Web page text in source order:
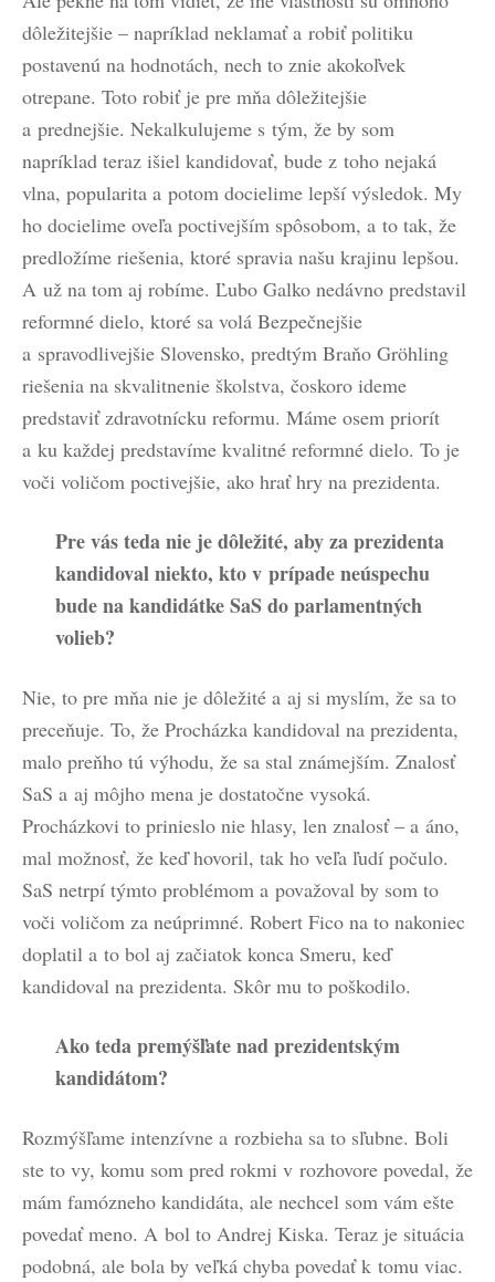
dôležitejšie – napríklad neklamať a robiť politiku
postavenú na hodnotách, nech to znie akokoľvek
otrepane. Toto robiť je pre mňa dôležitejšie
a prednejšie. Nekalkulujeme s tým, že by som
napríklad teraz išiel kandidovať, bude z toho nejaká
vlna, popularita a potom docielime lepší výsledok. My
ho docielime oveľa poctivejším spôsobom, a to tak, že
predložíme riešenia, ktoré spravia našu krajinu lepšou.
A už na tom aj robíme. Ľubo Galko nedávno predstavil
reformné dielo, ktoré sa volá Bezpečnejšie
a spravodlivejšie Slovensko, predtým Braňo Gröhling
riešenia na skvalitnenie školstva, čoskoro ideme
predstaviť zdravotnícku reformu. Máme osem priorít
a ku každej predstavíme kvalitné reformné dielo. To je
voči voličom poctivejšie, ako hrať hry na prezidenta.
Pre vás teda nie je dôležité, aby za prezidenta
kandidoval niekto, kto v prípade neúspechu
bude na kandidátke SaS do parlamentných
volieb?
Nie, to pre mňa nie je dôležité a aj si myslím, že sa to
preceňuje. To, že Procházka kandidoval na prezidenta,
malo preňho tú výhodu, že sa stal známejším. Znalosť
SaS a aj môjho mena je dostatočne vysoká.
Procházkovi to prinieslo nie hlasy, len znalosť – a áno,
mal možnosť, že keď hovoril, tak ho veľa ľudí počulo.
SaS netrpí týmto problémom a považoval by som to
voči voličom za neúprimné. Robert Fico na to nakoniec
doplatil a to bol aj začiatok konca Smeru, keď
kandidoval na prezidenta. Skôr mu to poškodilo.
Ako teda premýšľate nad prezidentským
kandidátom?
Rozmýšľame intenzívne a rozbieha sa to sľubne. Boli
ste to vy, komu som pred rokmi v rozhovore povedal, že
mám famózneho kandidáta, ale nechcel som vám ešte
povedať meno. A bol to Andrej Kiska. Teraz je situácia
podobná, ale bola by veľká chyba povedať k tomu viac.